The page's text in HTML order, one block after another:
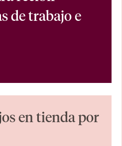
de trabajo e
en tienda por